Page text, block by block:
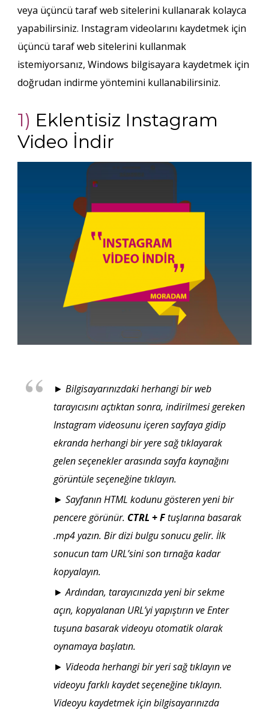
veya üçüncü taraf web sitelerini kullanarak kolayca
yapabilirsiniz. Instagram videolarını kaydetmek için
üçüncü taraf web sitelerini kullanmak
istemiyorsanız, Windows bilgisayara kaydetmek için
doğrudan indirme yöntemini kullanabilirsiniz.
1) Eklentisiz Instagram
Video İndir
► Bilgisayarınızdaki herhangi bir web
tarayıcısını açtıktan sonra, indirilmesi gereken
Instagram videosunu içeren sayfaya gidip
ekranda herhangi bir yere sağ tıklayarak
gelen seçenekler arasında sayfa kaynağını
görüntüle seçeneğine tıklayın.
► Sayfanın HTML kodunu gösteren yeni bir
pencere görünür. CTRL + Ftuşlarına basarak
.mp4 yazın. Bir dizi bulgu sonucu gelir. İlk
sonucun tam URL’sini son tırnağa kadar
kopyalayın.
► Ardından, tarayıcınızda yeni bir sekme
açın, kopyalanan URL’yi yapıştırın ve Enter
tuşuna basarak videoyu otomatik olarak
oynamaya başlatın.
► Videoda herhangi bir yeri sağ tıklayın ve
videoyu farklı kaydet seçeneğine tıklayın.
Videoyu kaydetmek için bilgisayarınızda